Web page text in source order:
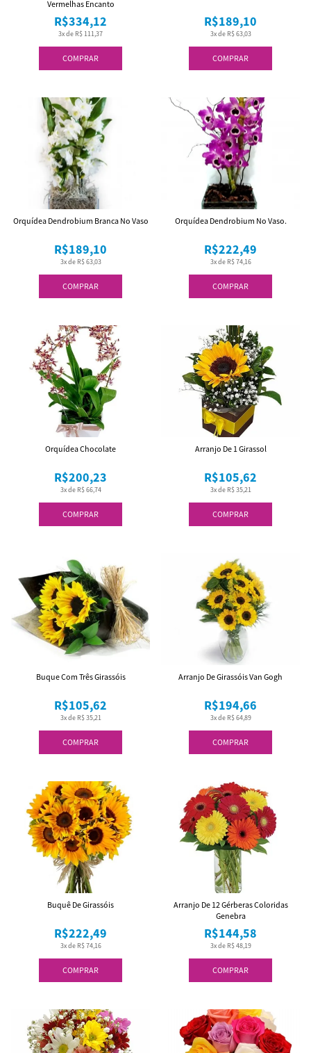
COMPRAR
3x de R$ 111,37
R$334,12
Vermelhas Encanto
COMPRAR
3x de R$ 63,03
R$189,10
COMPRAR
3x de R$ 63,03
R$189,10
Orquídea Dendrobium Branca No Vaso
COMPRAR
3x de R$ 74,16
R$222,49
Orquídea Dendrobium No Vaso.
COMPRAR
3x de R$ 66,74
R$200,23
Orquídea Chocolate
COMPRAR
3x de R$ 35,21
R$105,62
Arranjo De 1 Girassol
COMPRAR
3x de R$ 35,21
R$105,62
Buque Com Três Girassóis
COMPRAR
3x de R$ 64,89
R$194,66
Arranjo De Girassóis Van Gogh
COMPRAR
3x de R$ 74,16
R$222,49
Buquê De Girassóis
COMPRAR
3x de R$ 48,19
R$144,58
Arranjo De 12 Gérberas Coloridas
Genebra